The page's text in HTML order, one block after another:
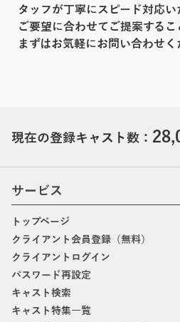
タッフが丁寧にスピード対応い
ご要望に合わせてご提案するこ
まずはお気軽にお問い合わせく
現在の登録キャスト数：
サービス
トップページ
クライアント会員登録（無料）
クライアントログイン
パスワード再設定
キャスト検索
キャスト特集一覧